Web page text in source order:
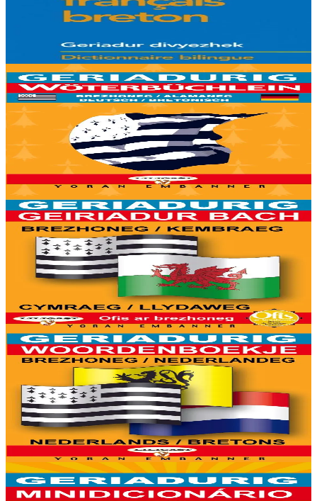
Gant ur strolladig tud kar-o-yezh eo bet savet ar geriadurig-mañ.
Soñjet o deus dreist-holl er re a zo o teskiñ ar yezh, met ivez er re a
9,50 €
6 vloaz hag ouzhpenn
Yoran Embanner
Geriadurig brezhoneg-alamaneg / alamaneg-
brezhoneg
8000 ger ha troidigezh & fonetik a ya d'ober ar geriadur chakod-
mañ. Kavout a reer e-barzh geriaoueg ar vuhez pemdez.
Er stok
6,00 €
6 vloaz hag ouzhpenn
Yoran Embanner
Geriadurig brezhoneg-kembraeg / kembraeg-
brezhoneg
8000 ger ha troidigezh & fonetik a ya d'ober ar geriadur chakod-
mañ. Kavout a reer e-barzh geriaoueg ar vuhez pemdez.
Er stok6,00 €
6 vloaz hag ouzhpenn
Yoran Embanner
Geriadurig brezhoneg-nederlandeg / nederlandeg-
brezhoneg
8000 ger ha troidigezh & fonetik a ya d'ober ar geriadur chakod-
mañ. Kavout a reer e-barzh geriaoueg ar vuhez pemdez.
Er stok6,00 €
6 vloaz hag ouzhpenn
Yoran Embanner